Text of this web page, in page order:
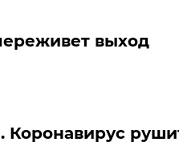
выход
Коронавирус